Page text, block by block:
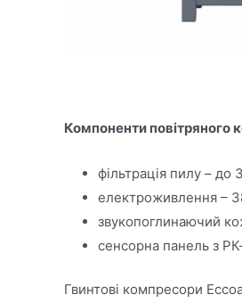
Компоненти повітряного
фільтрація пилу – до
електроживлення –
звукопоглинаючий
сенсорна панель з
Гвинтові компресори